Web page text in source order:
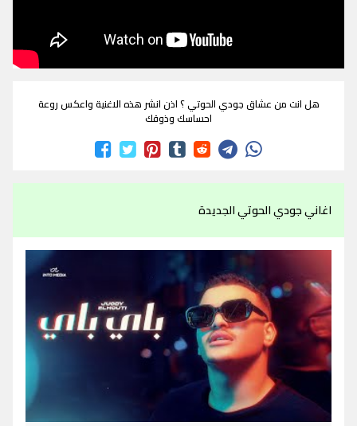
هل انت من عشاق جودي الحوتي ؟ اذن انشر هذه الاغنية واعكس روعة
احساسك وذوقك
اغاني جودي الحوتي الجديدة